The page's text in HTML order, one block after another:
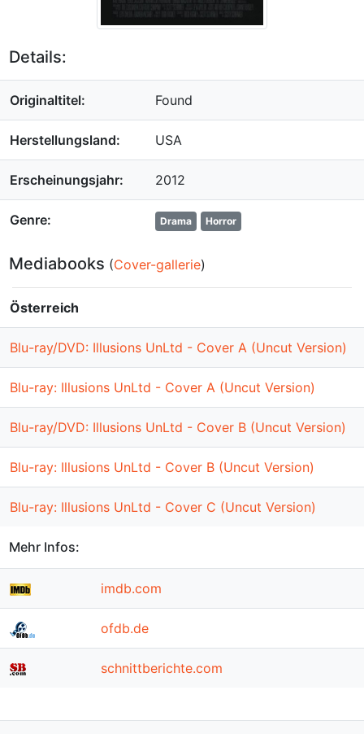
Details:
Originaltitel: Found
Herstellungsland: USA
Erscheinungsjahr: 2012
Genre: Drama Horror
Mediabooks (Cover-gallerie)
Österreich
Blu-ray/DVD: Illusions UnLtd - Cover A (Uncut Version)
Blu-ray: Illusions UnLtd - Cover A (Uncut Version)
Blu-ray/DVD: Illusions UnLtd - Cover B (Uncut Version)
Blu-ray: Illusions UnLtd - Cover B (Uncut Version)
Blu-ray: Illusions UnLtd - Cover C (Uncut Version)
Mehr Infos:
imdb.com
ofdb.de
schnittberichte.com